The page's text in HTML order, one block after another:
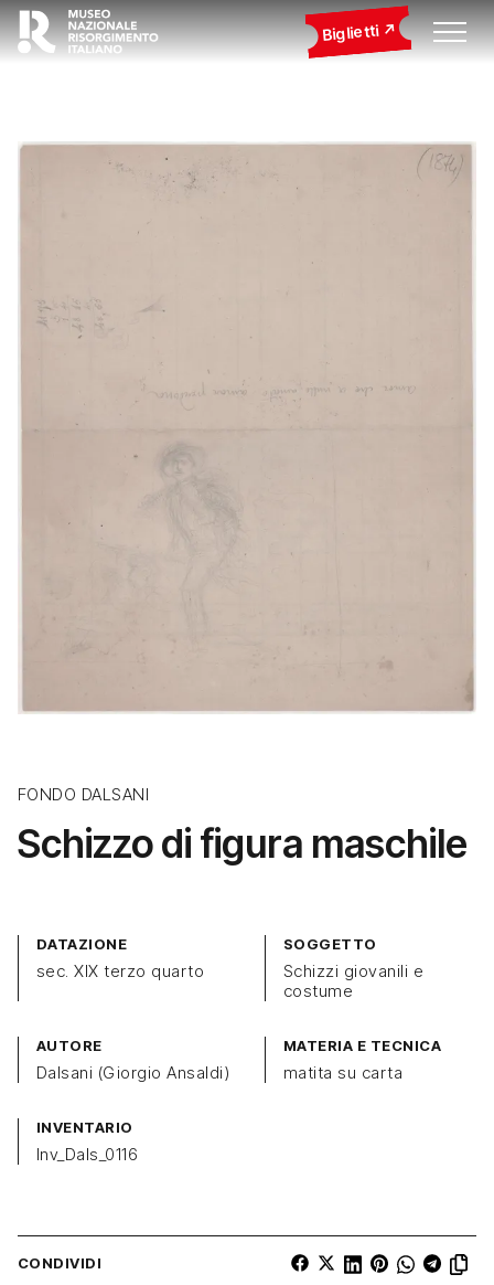
Biglietti
FONDO DALSANI
Schizzo di figura maschile
DATAZIONE
sec. XIX terzo quarto
SOGGETTO
Schizzi giovanili e
costume
AUTORE
Dalsani (Giorgio Ansaldi)
MATERIA E TECNICA
matita su carta
INVENTARIO
Inv_Dals_0116
CONDIVIDI